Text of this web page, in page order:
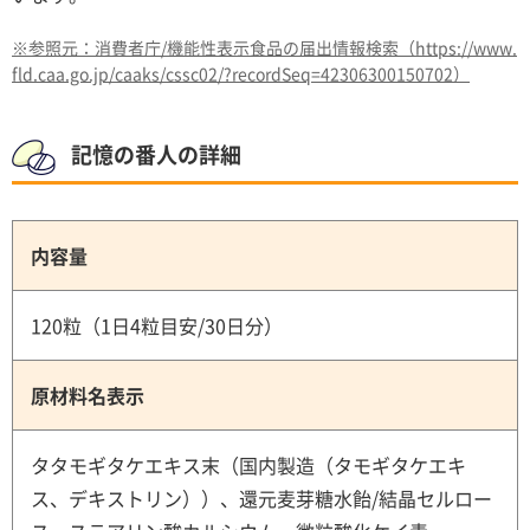
※参照元：消費者庁/機能性表示食品の届出情報検索（https://www.
fld.caa.go.jp/caaks/cssc02/?recordSeq=42306300150702）
記憶の番人の詳細
内容量
120粒（1日4粒目安/30日分）
原材料名表示
タタモギタケエキス末（国内製造（タモギタケエキ
ス、デキストリン））、還元麦芽糖水飴/結晶セルロー